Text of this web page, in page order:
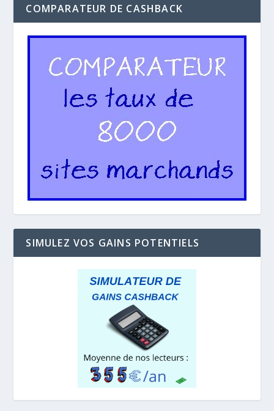
COMPARATEUR DE CASHBACK
SIMULEZ VOS GAINS POTENTIELS